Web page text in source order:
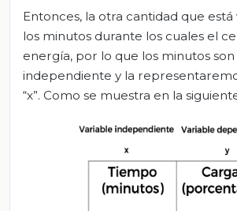
Entonces, la otra cantidad que está
los minutos durante los cuales el
energía, por lo que los minutos
independiente y la
“x”. Como se muestra en la